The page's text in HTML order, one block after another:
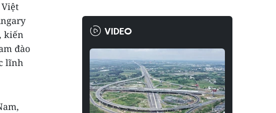
kiến
đào
lĩnh
VIDEO